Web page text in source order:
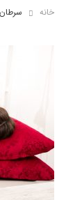
خانه سرطان